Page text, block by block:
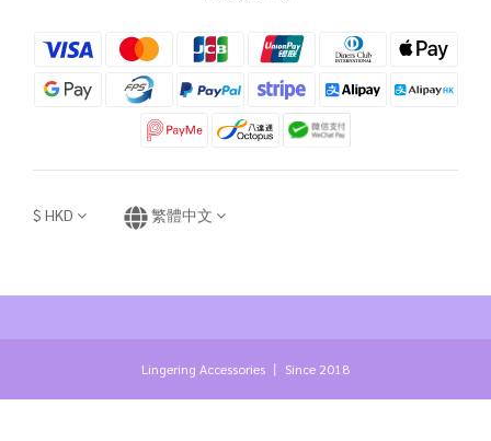
$ HKD 繁體中文
Lingering Accessories 丨 Since 2018